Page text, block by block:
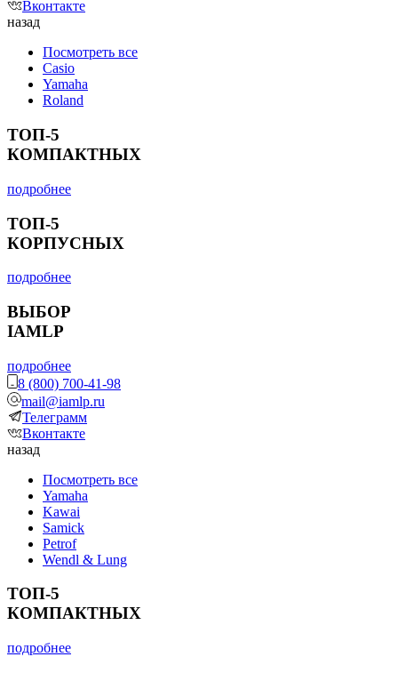
Вконтакте
назад
Посмотреть все
Casio
Yamaha
Roland
ТОП-5
КОМПАКТНЫХ
подробнее
ТОП-5
КОРПУСНЫХ
подробнее
ВЫБОР
IAMLP
подробнее
8 (800) 700-41-98
mail@iamlp.ru
Телеграмм
Вконтакте
назад
Посмотреть все
Yamaha
Kawai
Samick
Petrof
Wendl & Lung
ТОП-5
КОМПАКТНЫХ
подробнее